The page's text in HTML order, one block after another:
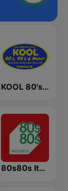
KOOL 80's, 90's & More!
80s80s Italo Disco